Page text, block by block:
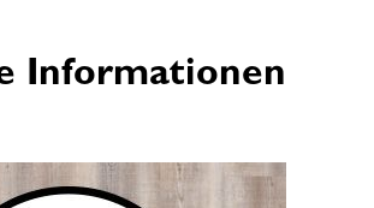
Informationen